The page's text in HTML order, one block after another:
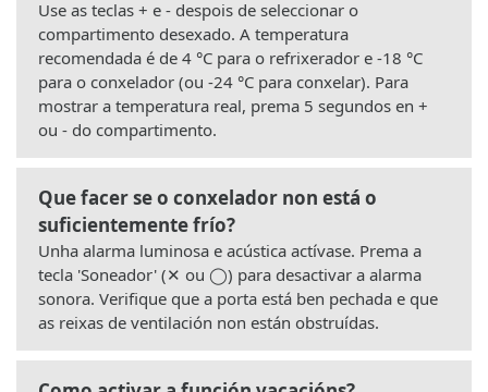
Use as teclas + e - despois de seleccionar o
compartimento desexado. A temperatura
recomendada é de 4 °C para o refrixerador e -18 °C
para o conxelador (ou -24 °C para conxelar). Para
mostrar a temperatura real, prema 5 segundos en +
ou - do compartimento.
Que facer se o conxelador non está o
suficientemente frío?
Unha alarma luminosa e acústica actívase. Prema a
tecla 'Soneador' (✕ ou ◯) para desactivar a alarma
sonora. Verifique que a porta está ben pechada e que
as reixas de ventilación non están obstruídas.